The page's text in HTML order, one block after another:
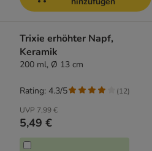
Trixie erhöhter Napf,
Keramik
200 ml, Ø 13 cm
UVP 7,99 €
5,49 €
Rating: 4.3/5 (12)